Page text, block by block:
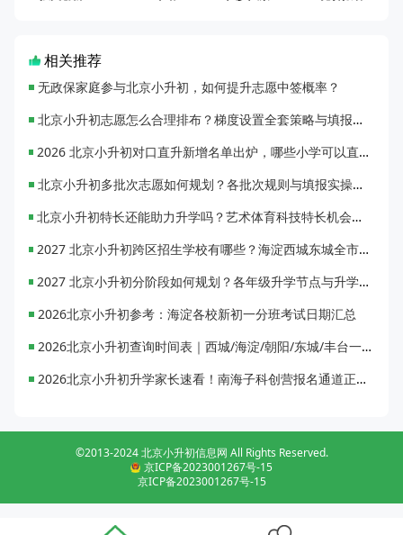
相关推荐
无政保家庭参与北京小升初，如何提升志愿中签概率？
北京小升初志愿怎么合理排布？梯度设置全套策略与填报避坑指南
2026 北京小升初对口直升新增名单出炉，哪些小学可以直升优质初中？
北京小升初多批次志愿如何规划？各批次规则与填报实操指南
北京小升初特长还能助力升学吗？艺术体育科技特长机会与误区全面解析
2027 北京小升初跨区招生学校有哪些？海淀西城东城全市招生校完整汇总
2027 北京小升初分阶段如何规划？各年级升学节点与升学通道全梳理
2026北京小升初参考：海淀各校新初一分班考试日期汇总
2026北京小升初查询时间表｜西城/海淀/朝阳/东城/丰台一键对照
2026北京小升初升学家长速看！南海子科创营报名通道正式开启
©2013-2024 北京小升初信息网 All Rights Reserved.
京ICP备2023001267号-15
京ICP备2023001267号-15